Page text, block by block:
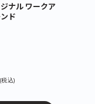
ナル ワークア
ド
(税込)